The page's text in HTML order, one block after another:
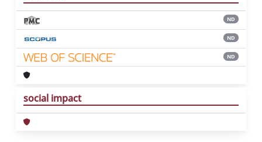
ND
ND
ND
social impact